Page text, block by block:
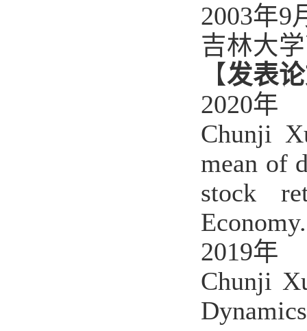
2003年9
吉林大
【发表
2020年
Chunji
mean of
stock
Economy.
2019年
Chunji